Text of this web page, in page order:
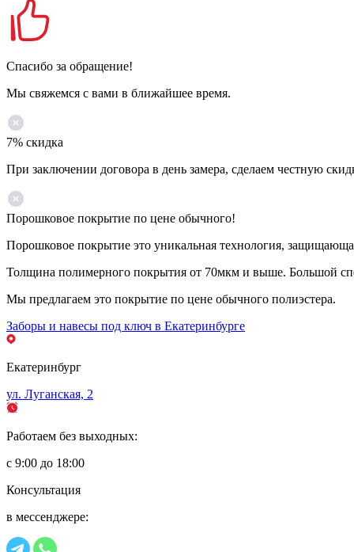
Спасибо за обращение!
Мы свяжемся с вами в ближайшее время.
7% скидка
При заключении договора в день замера, сделаем честную
Порошковое покрытие по цене обычного!
Порошковое покрытие это уникальная технология,
Толщина полимерного покрытия от 70мкм и выше. Большой
Мы предлагаем это покрытие по цене обычного полиэстера.
Заборы и навесы под ключ в Екатеринбурге
Екатеринбург
ул. Луганская, 2
Работаем без выходных:
с 9:00 до 18:00
Консультация
в мессенджере: